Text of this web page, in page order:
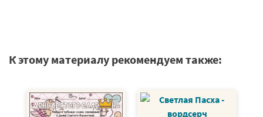
К этому материалу рекомендуем также: